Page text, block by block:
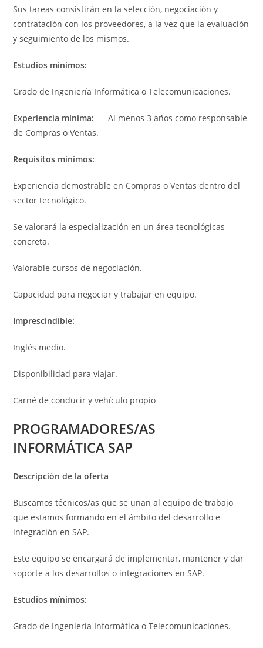
Sus tareas consistirán en la selección, negociación y
contratación con los proveedores, a la vez que la evaluación
y seguimiento de los mismos.
Estudios mínimos:
Grado de Ingeniería Informática o Telecomunicaciones.
Experiencia mínima: Al menos 3 años como responsable
de Compras o Ventas.
Requisitos mínimos:
Experiencia demostrable en Compras o Ventas dentro del
sector tecnológico.
Se valorará la especialización en un área tecnológicas
concreta.
Valorable cursos de negociación.
Capacidad para negociar y trabajar en equipo.
Imprescindible:
Inglés medio.
Disponibilidad para viajar.
Carné de conducir y vehículo propio
PROGRAMADORES/AS
INFORMÁTICA SAP
Descripción de la oferta
Buscamos técnicos/as que se unan al equipo de trabajo
que estamos formando en el ámbito del desarrollo e
integración en SAP.
Este equipo se encargará de implementar, mantener y dar
soporte a los desarrollos o integraciones en SAP.
Estudios mínimos:
Grado de Ingeniería Informática o Telecomunicaciones.